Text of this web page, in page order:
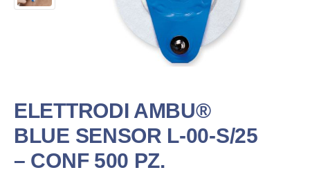
ELETTRODI AMBU®
BLUE SENSOR L-00-S/25
– CONF 500 PZ.